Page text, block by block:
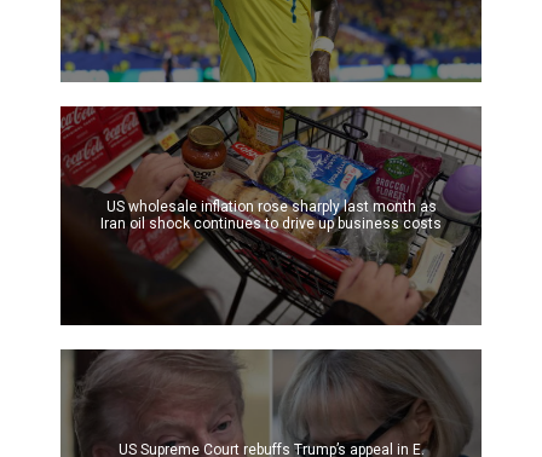
US wholesale inflation rose sharply last month as
Iran oil shock continues to drive up business costs
US Supreme Court rebuffs Trump’s appeal in E.